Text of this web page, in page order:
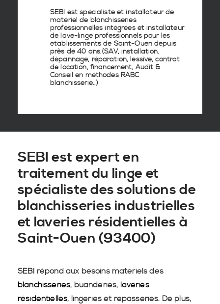
SEBI est spécialiste et installateur de
matériel de blanchisseries
professionnelles intégrées etinstallateur
de lave-lingeprofessionnels pour les
établissements de Saint-Ouendepuis
près de 40 ans.(SAV, installation,
dépannage, réparation, lessive, contrat
de location, financement, Audit &
Conseil en méthodes RABC
blanchisserie..)
SEBI est expert en
traitement du linge et
spécialiste des solutions de
blanchisseries industrielles
et laveries résidentielles à
Saint-Ouen (93400)
SEBI répond aux besoins matériels des
blanchisseries, buanderies, laveries
résidentielles, lingeries et repasseries. De plus,